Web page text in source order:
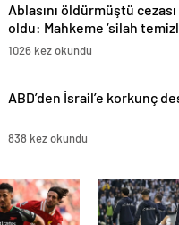
Ablasını öldürmüştü
oldu: Mahkeme ‘silah
yalanını yutmadı
1026 kez okundu
ABD’den İsrail’e korkunç
838 kez okundu